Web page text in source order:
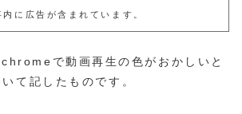
内に広告が含まれています。
で動画再生の色がおかしいと
て記したものです。